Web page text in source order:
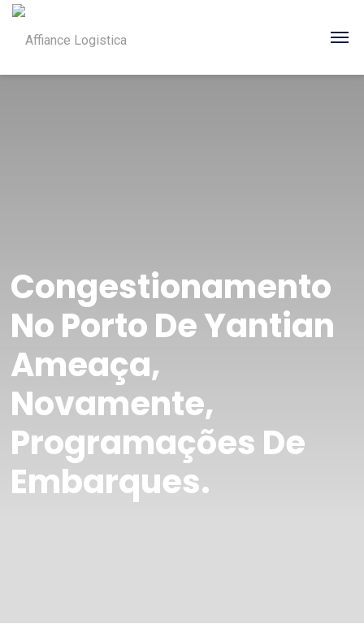
Congestionamento
No Porto De Yantian
Ameaça,
Novamente,
Programações De
Embarques.